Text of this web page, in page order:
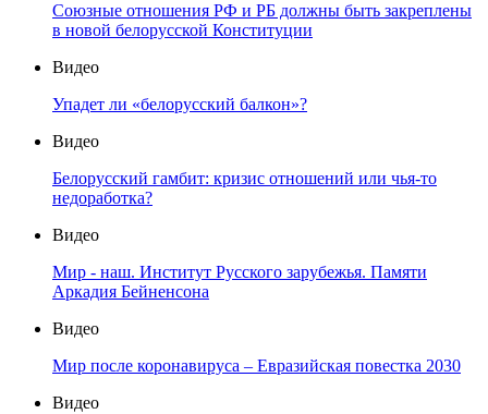
Союзные отношения РФ и РБ должны быть закреплены
в новой белорусской Конституции
Видео
Упадет ли «белорусский балкон»?
Видео
Белорусский гамбит: кризис отношений или чья-то
недоработка?
Видео
Мир - наш. Институт Русского зарубежья. Памяти
Аркадия Бейненсона
Видео
Мир после коронавируса – Евразийская повестка 2030
Видео